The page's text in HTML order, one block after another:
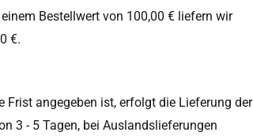
Bestellwert von 100,00 € liefern wir
€.
angegeben ist, erfolgt die Lieferung der
3 - 5 Tagen, bei Auslandslieferungen